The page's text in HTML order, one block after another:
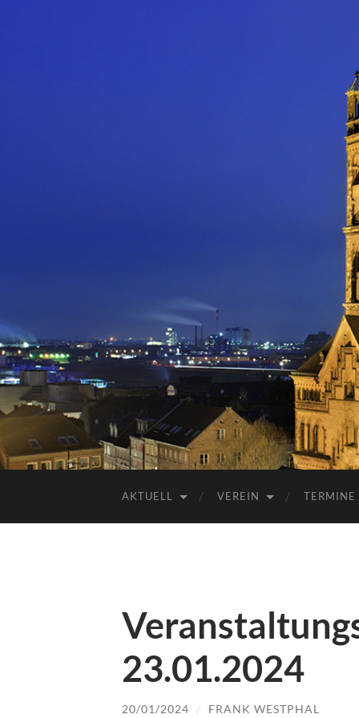
AKTUELL VEREIN TERMINE
23.01.2024
20/01/2024 / FRANK WESTPHAL